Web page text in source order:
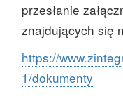
przesłanie
znajdujących się
https://
1/dokumenty